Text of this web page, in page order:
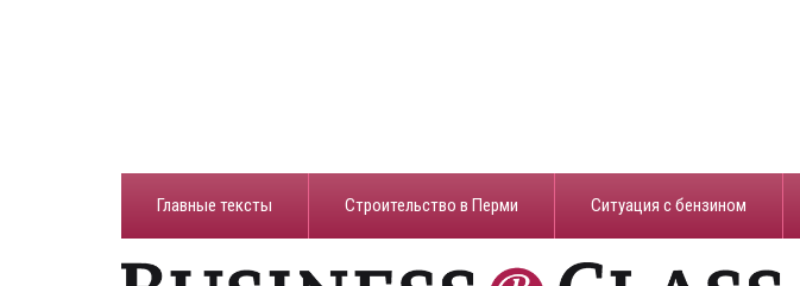
Главные тексты Строительство в Перми ​Ситуация с бензином